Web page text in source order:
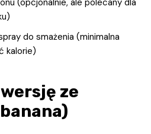
do smażenia (minimalna
kalorie)
ze